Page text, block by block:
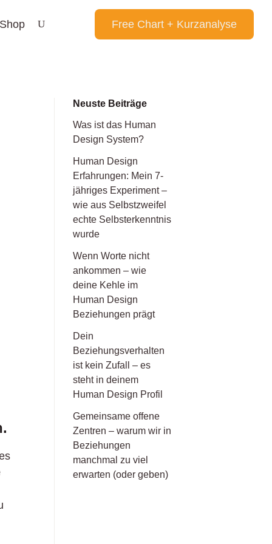
Shop Free Chart + Kurzanalyse
Neuste Beiträge
Was ist das Human
Design System?
Human Design
Erfahrungen: Mein 7-
jähriges Experiment –
wie aus Selbstzweifel
echte Selbsterkenntnis
wurde
Wenn Worte nicht
ankommen – wie
deine Kehle im
Human Design
Beziehungen prägt
Dein
Beziehungsverhalten
ist kein Zufall – es
steht in deinem
Human Design Profil
Gemeinsame offene
Zentren – warum wir in
Beziehungen
manchmal zu viel
erwarten (oder geben)